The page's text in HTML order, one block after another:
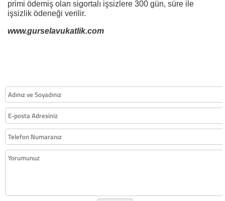
primi ödemiş olan sigortalı işsizlere 300 gün, süre ile
işsizlik ödeneği verilir.
www.gurselavukatlik.com